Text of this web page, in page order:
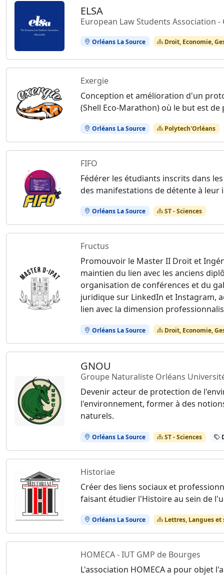
ELSA
European Law Students Association -
Orléans La Source Droit, Economie,
Exergie
Conception et amélioration d'un
(Shell Eco-Marathon) où le but est
Orléans La Source Polytech'Orléans
FIFO
Fédérer les étudiants inscrits dans
des manifestations de détente à leur
Orléans La Source ST - Sciences
Fructus
Promouvoir le Master II Droit et
maintien du lien avec les anciens
organisation de conférences et du
juridique sur LinkedIn et Instagram,
lien avec la dimension
Orléans La Source Droit, Economie,
GNOU
Groupe Naturaliste Orléans
Devenir acteur de protection de
l'environnement, former à des
naturels.
Orléans La Source ST - Sciences
Historiae
Créer des liens sociaux et
faisant étudier l'Histoire au sein de
Orléans La Source Lettres, Langues et
HOMECA - IUT GMP de Bourges
L'association HOMECA a pour objet